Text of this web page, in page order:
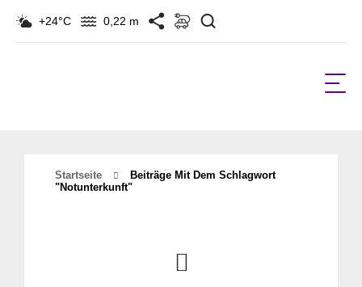
+24°C 0,22 m
Startseite
Beiträge Mit Dem Schlagwort
"notunterkunft"